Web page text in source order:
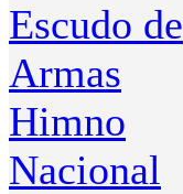
Escudo de
Armas
Himno
Nacional